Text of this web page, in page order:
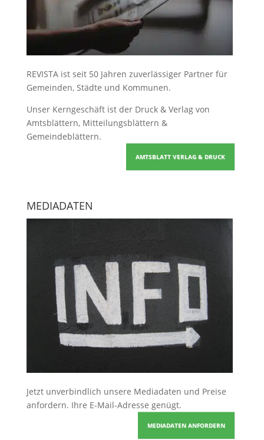
REVISTA ist seit 50 Jahren zuverlässiger Partner für
Gemeinden, Städte und Kommunen.
Unser Kerngeschäft ist der Druck & Verlag von
Amtsblättern, Mitteilungsblättern &
Gemeindeblättern.
AMTSBLATT VERLAG & DRUCK
MEDIADATEN
Jetzt unverbindlich unsere Mediadaten und Preise
anfordern. Ihre E-Mail-Adresse genügt.
MEDIADATEN ANFORDERN